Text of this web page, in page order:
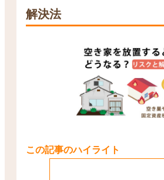
解決法
この記事のハイライト